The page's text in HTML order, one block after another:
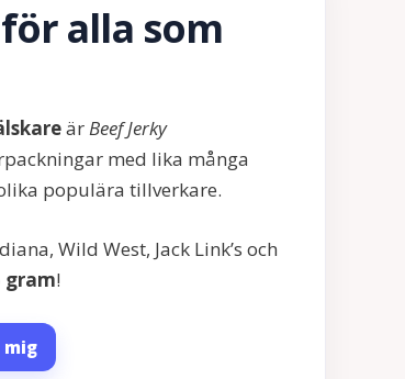
alla som
ärBeef Jerky
med lika många
populära tillverkare.
Wild West, Jack Link’s och
gram!
mig